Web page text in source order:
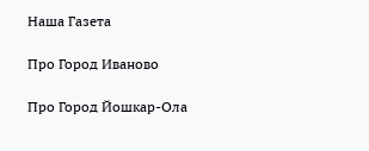
Наша Газета
Про Город Иваново
Про Город Йошкар-Ола